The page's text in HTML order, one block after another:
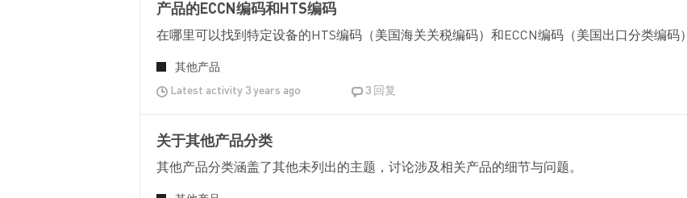
产品的ECCN编码和HTS编码
在哪里可以找到特定设备的HTS编码（美国海关关税编码）和ECCN编码（美国出口分类编码）
其他产品
Latest activity 3 years ago 3 回复
关于其他产品分类
其他产品分类涵盖了其他未列出的主题，讨论涉及相关产品的细节与问题。